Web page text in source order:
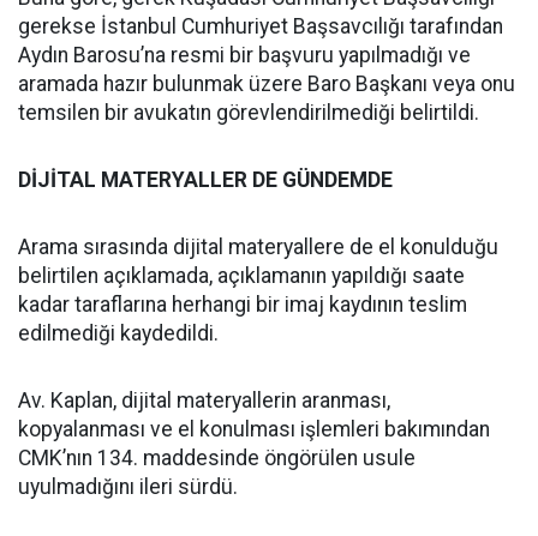
gerekse İstanbul Cumhuriyet Başsavcılığı tarafından
Aydın Barosu’na resmi bir başvuru yapılmadığı ve
aramada hazır bulunmak üzere Baro Başkanı veya onu
temsilen bir avukatın görevlendirilmediği belirtildi.
DİJİTAL MATERYALLER DE GÜNDEMDE
Arama sırasında dijital materyallere de el konulduğu
belirtilen açıklamada, açıklamanın yapıldığı saate
kadar taraflarına herhangi bir imaj kaydının teslim
edilmediği kaydedildi.
Av. Kaplan, dijital materyallerin aranması,
kopyalanması ve el konulması işlemleri bakımından
CMK’nın 134. maddesinde öngörülen usule
uyulmadığını ileri sürdü.